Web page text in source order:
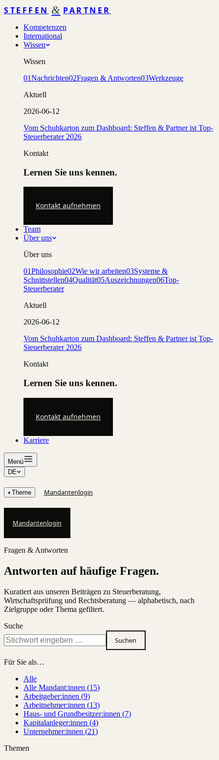
STEFFEN & PARTNER
Kompetenzen
International
Wissen
Wissen
01Nachrichten02Fragen & Antworten03Werkzeuge
Aktuell
2026-06-12
Vom Schuhkarton zum Dashboard: Steffen & Partner ist Top-
Steuerberater 2026
Kontakt
Lernen Sie uns kennen.
Kontakt aufnehmen
Team
Über uns
Über uns
01Philosophie02Wie wir arbeiten03Systeme &
Schnittstellen04Qualität05Auszeichnungen06Top-
Steuerberater
Aktuell
2026-06-12
Vom Schuhkarton zum Dashboard: Steffen & Partner ist Top-
Steuerberater 2026
Kontakt
Lernen Sie uns kennen.
Kontakt aufnehmen
Karriere
Menü
DE
◐ Theme Mandantenlogin
Mandantenlogin
Fragen & Antworten
Antworten auf häufige Fragen.
Kuratiert aus unseren Beiträgen zu Steuerberatung,
Wirtschaftsprüfung und Rechtsberatung — alphabetisch, nach
Zielgruppe oder Thema gefiltert.
Suche
Suchen
Für Sie als…
Alle
Alle Mandant:innen (15)
Arbeitgeber:innen (9)
Arbeitnehmer:innen (13)
Haus- und Grundbesitzer:innen (7)
Kapitalanleger:innen (4)
Unternehmer:innen (21)
Themen